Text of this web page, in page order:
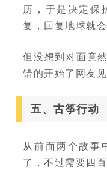
历，于是决定保
复，回复地球就会
但没想到对面竟
错的开始了网友见
五、古筝行动
从前面两个故事
了，不过需要四百